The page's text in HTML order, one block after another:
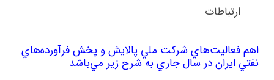
ارتباطات
اهم فعاليت‌هاي شركت ملي پالايش و پخش فرآورده‌هاي
نفتي ايران در سال جاري به شرح زير مي‌باشد